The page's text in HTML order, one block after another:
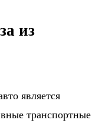
из
является
транспортные